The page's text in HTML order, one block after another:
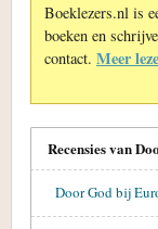
Boeklezers.nl is
boeken en
contact. Meer
Recensies van
Door God bij